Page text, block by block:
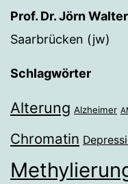
Prof. Dr. Jörn Walter
Saarbrücken (jw)
Schlagwörter
Alterung Alzheimer
Chromatin